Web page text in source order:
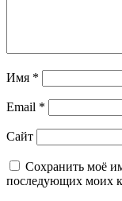
Имя *
Email *
Сайт
Сохранить моё
последующих моих